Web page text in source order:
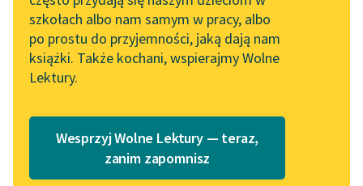
Chatterley” do słuchania
na Wolnych Lekturach
Nowy audiobook –
„Marzenie o Oriencie”
Widget Wolnych Lektur
Przypisy
Katalog w formacie PDF
szkołach albo nam samym w pracy, albo
po prostu do przyjemności, jaką dają nam
książki. Także kochani, wspierajmy Wolne
Lektury.
Wesprzyj Wolne Lektury — teraz,
zanim zapomnisz
zwyczay, iż
odprawowano dysputy
publiczne w
Czytaj więcej